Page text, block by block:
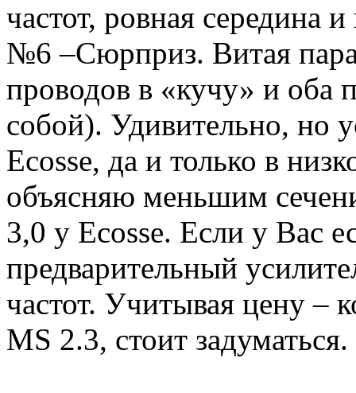
частот, ровная середина
№6 –Сюрприз. Витая пара
проводов в «кучу» и оба
собой). Удивительно, но
Ecosse, да и только в
объясняю меньшим
3,0 у Ecosse. Если у Вас
предварительный
частот. Учитывая цену –
MS 2.3, стоит задуматься.